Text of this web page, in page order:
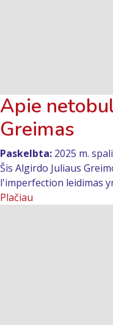
Apie
Greimas
Paskelbta: 2025 m.
Šis Algirdo Juliaus
l'imperfection leidimas
Plačiau